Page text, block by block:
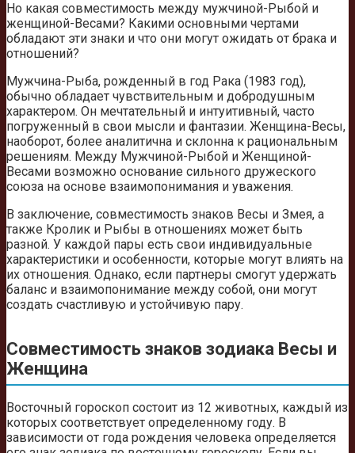
Но какая совместимость между мужчиной-Рыбой и
женщиной-Весами? Какими основными чертами
обладают эти знаки и что они могут ожидать от брака и
отношений?
Мужчина-Рыба, рожденный в год Рака (1983 год),
обычно обладает чувствительным и добродушным
характером. Он мечтательный и интуитивный, часто
погруженный в свои мысли и фантазии. Женщина-Весы,
наоборот, более аналитична и склонна к рациональным
решениям. Между Мужчиной-Рыбой и Женщиной-
Весами возможно основание сильного дружеского
союза на основе взаимопонимания и уважения.
В заключение, совместимость знаков Весы и Змея, а
также Кролик и Рыбы в отношениях может быть
разной. У каждой пары есть свои индивидуальные
характеристики и особенности, которые могут влиять на
их отношения. Однако, если партнеры смогут удержать
баланс и взаимопонимание между собой, они могут
создать счастливую и устойчивую пару.
Совместимость знаков зодиака Весы и
Женщина
Восточный гороскоп состоит из 12 животных, каждый из
которых соответствует определенному году. В
зависимости от года рождения человека определяется